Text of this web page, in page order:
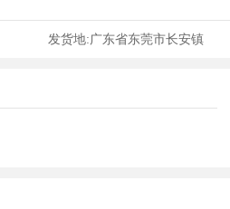
发货地:广东省东莞市长安镇